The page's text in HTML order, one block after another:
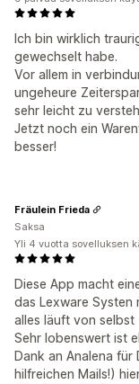
Ich bin wirklich
gewechselt habe.
Vor allem in
ungeheure
sehr leicht zu
Jetzt noch ein
besser!
Diese App macht
das Lexware Systen
alles läuft von selbst
Sehr lobenswert ist
Dank an Analena
hilfreichen Mails!)
Fräulein Frieda
Saksa
Yli 4 vuotta sovelluksen